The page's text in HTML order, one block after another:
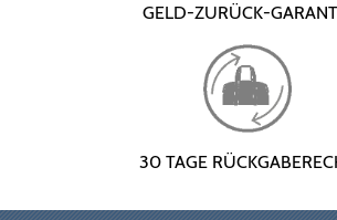
GELD-ZURÜCK-
30 TAGE